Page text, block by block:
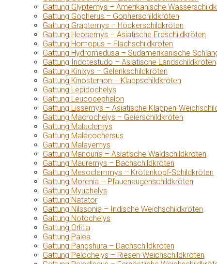
Gattung Glyptemys – Amerikanische
Gattung Gopherus – Gopherschildkröten
Gattung Graptemys – Höckerschildkröten
Gattung Heosemys – Asiatische Erdschildkröten
Gattung Homopus – Flachschildkröten
Gattung Hydromedusa – Südamerikanische
Gattung Indotestudo – Asiatische Landschildkröten
Gattung Kinixys – Gelenkschildkröten
Gattung Kinosternon – Klappschildkröten
Gattung Lepidochelys
Gattung Leucocephalon
Gattung Lissemys – Asiatische Klappen-
Gattung Macrochelys – Geierschildkröten
Gattung Malaclemys
Gattung Malacochersus
Gattung Malayemys
Gattung Manouria – Asiatische Waldschildkröten
Gattung Mauremys – Bachschildkröten
Gattung Mesoclemmys – Krötenkopf-Schildkröten
Gattung Morenia – Pfauenaugenschildkröten
Gattung Myuchelys
Gattung Natator
Gattung Nilssonia – Indische Weichschildkröten
Gattung Notochelys
Gattung Orlitia
Gattung Palea
Gattung Pangshura – Dachschildkröten
Gattung Pelochelys – Riesen-Weichschildkröten